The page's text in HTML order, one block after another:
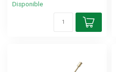
Disponible